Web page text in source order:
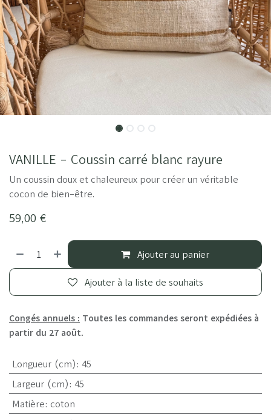
VANILLE - Coussin carré blanc rayure
Un coussin doux et chaleureux pour créer un véritable
cocon de bien-être.
59,00 €
Ajouter au panier
Ajouter à la liste de souhaits
Congés annuels : Toutes les commandes seront expédiées à
partir du 27 août.
Longueur (cm): 45
Largeur (cm): 45
Matière: coton